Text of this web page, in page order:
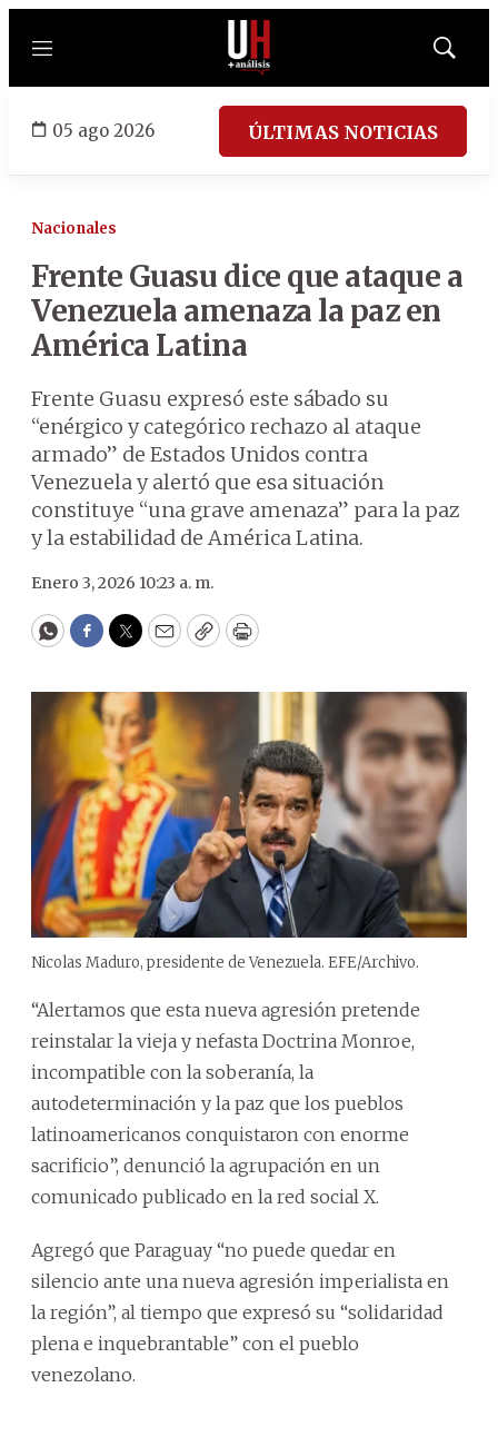
Menú
Mostrar
05 ago 2026 ÚLTIMAS NOTICIAS
Nacionales
Frente Guasu dice que ataque a
Venezuela amenaza la paz en
América Latina
Frente Guasu expresó este sábado su
“enérgico y categórico rechazo al ataque
armado” de Estados Unidos contra
Venezuela y alertó que esa situación
constituye “una grave amenaza” para la paz
y la estabilidad de América Latina.
Enero 3, 2026 10:23 a. m.
WhatsApp
Facebook
Twitter
EmailCopyPrint
Nicolas Maduro, presidente de Venezuela. EFE/Archivo.
“Alertamos que esta nueva agresión pretende
reinstalar la vieja y nefasta Doctrina Monroe,
incompatible con la soberanía, la
autodeterminación y la paz que los pueblos
latinoamericanos conquistaron con enorme
sacrificio”, denunció la agrupación en un
comunicado publicado en la red social X.
Agregó que Paraguay “no puede quedar en
silencio ante una nueva agresión imperialista en
la región”, al tiempo que expresó su “solidaridad
plena e inquebrantable” con el pueblo
venezolano.